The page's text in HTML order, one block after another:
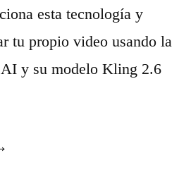
esta tecnología y
tu propio video usando la
y su modelo Kling 2.6